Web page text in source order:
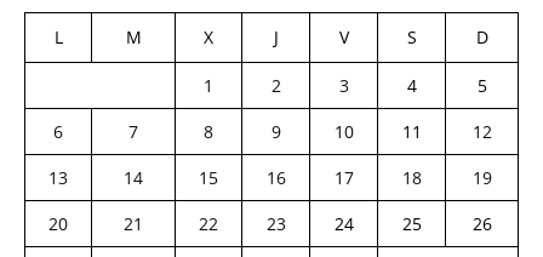
L M X J V S D
1 2 3 4
5
6
7 8 9 10 11
12
13
14 15 16 17 18
19
20
21 22 23 24 25
26